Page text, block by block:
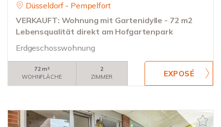
Düsseldorf - Pempelfort
VERKAUFT: Wohnung mit Gartenidylle - 72 m2
Lebensqualität direkt am Hofgartenpark
Erdgeschosswohnung
72 m²
WOHNFLÄCHE
2
ZIMMER